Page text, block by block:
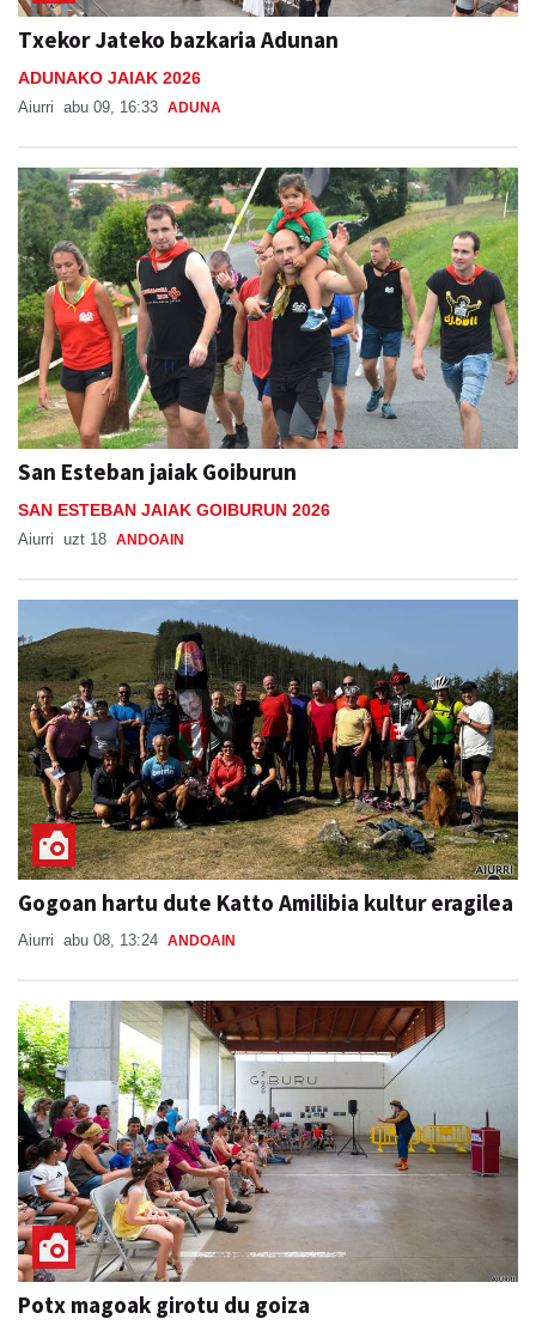
Txekor Jateko bazkaria Adunan
ADUNAKO JAIAK 2026
Aiurri abu 09, 16:33 ADUNA
San Esteban jaiak Goiburun
SAN ESTEBAN JAIAK GOIBURUN 2026
Aiurri uzt 18 ANDOAIN
Gogoan hartu dute Katto Amilibia kultur eragilea
Aiurri abu 08, 13:24 ANDOAIN
Potx magoak girotu du goiza